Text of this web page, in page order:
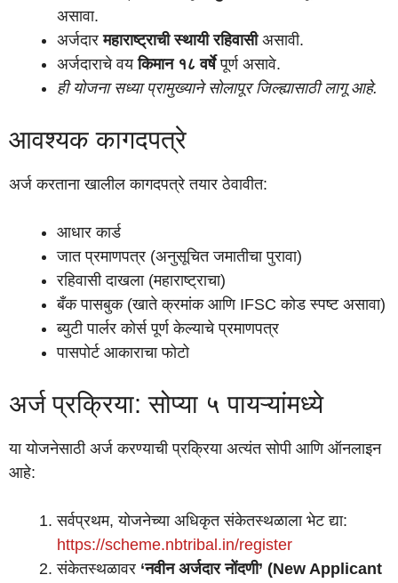
असावा.
अर्जदारमहाराष्ट्राची स्थायी रहिवासीअसावी.
अर्जदाराचे वयकिमान १८ वर्षेपूर्ण असावे.
ही योजना सध्या प्रामुख्याने सोलापूर जिल्ह्यासाठी लागू आहे.
आवश्यक कागदपत्रे
अर्ज करताना खालील कागदपत्रे तयार ठेवावीत:
आधार कार्ड
जात प्रमाणपत्र (अनुसूचित जमातीचा पुरावा)
रहिवासी दाखला (महाराष्ट्राचा)
बँक पासबुक (खाते क्रमांक आणि IFSC कोड स्पष्ट असावा)
ब्युटी पार्लर कोर्स पूर्ण केल्याचे प्रमाणपत्र
पासपोर्ट आकाराचा फोटो
अर्ज प्रक्रिया: सोप्या ५ पायऱ्यांमध्ये
या योजनेसाठी अर्ज करण्याची प्रक्रिया अत्यंत सोपी आणि ऑनलाइन
आहे:
सर्वप्रथम, योजनेच्या अधिकृत संकेतस्थळाला भेट द्या:
https://scheme.nbtribal.in/register
संकेतस्थळावर ‘नवीन अर्जदार नोंदणी’ (New Applicant